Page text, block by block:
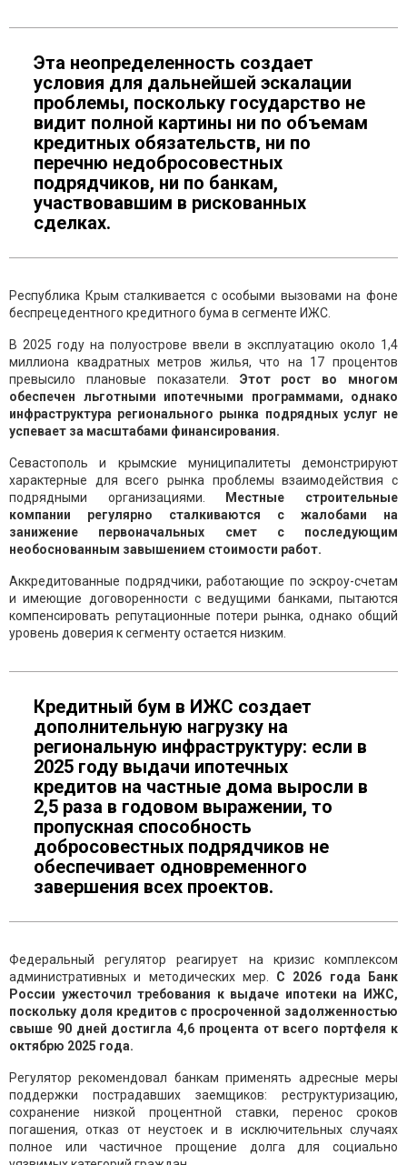
Эта неопределенность создает
условия для дальнейшей эскалации
проблемы, поскольку государство не
видит полной картины ни по объемам
кредитных обязательств, ни по
перечню недобросовестных
подрядчиков, ни по банкам,
участвовавшим в рискованных
сделках.
Республика Крым сталкивается с особыми вызовами на фоне
беспрецедентного кредитного бума в сегменте ИЖС.
В 2025 году на полуострове ввели в эксплуатацию около 1,4
миллиона квадратных метров жилья, что на 17 процентов
превысило плановые показатели. Этот рост во многом
обеспечен льготными ипотечными программами, однако
инфраструктура регионального рынка подрядных услуг не
успевает за масштабами финансирования.
Севастополь и крымские муниципалитеты демонстрируют
характерные для всего рынка проблемы взаимодействия с
подрядными организациями.
Местные строительные
компании регулярно сталкиваются с жалобами на
занижение первоначальных смет с последующим
необоснованным завышением стоимости работ.
Аккредитованные подрядчики, работающие по эскроу-счетам
и имеющие договоренности с ведущими банками, пытаются
компенсировать репутационные потери рынка, однако общий
уровень доверия к сегменту остается низким.
Кредитный бум в ИЖС создает
дополнительную нагрузку на
региональную инфраструктуру: если в
2025 году выдачи ипотечных
кредитов на частные дома выросли в
2,5 раза в годовом выражении, то
пропускная способность
добросовестных подрядчиков не
обеспечивает одновременного
завершения всех проектов.
Федеральный регулятор реагирует на кризис комплексом
административных и методических мер. С 2026 года Банк
России ужесточил требования к выдаче ипотеки на ИЖС,
поскольку доля кредитов с просроченной задолженностью
свыше 90 дней достигла 4,6 процента от всего портфеля к
октябрю 2025 года.
Регулятор рекомендовал банкам применять адресные меры
поддержки пострадавших заемщиков: реструктуризацию,
сохранение низкой процентной ставки, перенос сроков
погашения, отказ от неустоек и в исключительных случаях
полное или частичное прощение долга для социально